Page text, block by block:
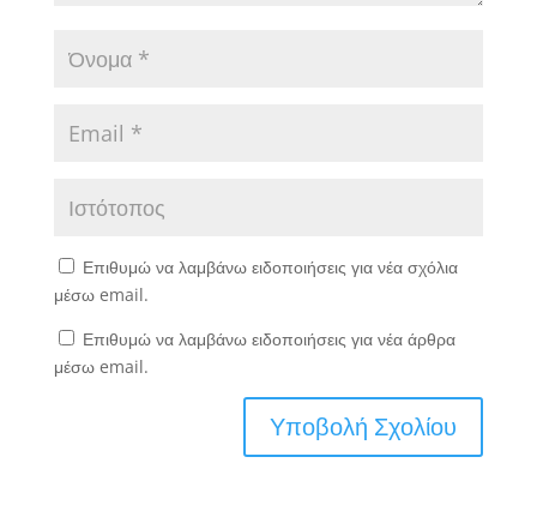
Επιθυμώ να λαμβάνω ειδοποιήσεις για νέα σχόλια
μέσω email.
Επιθυμώ να λαμβάνω ειδοποιήσεις για νέα άρθρα
μέσω email.